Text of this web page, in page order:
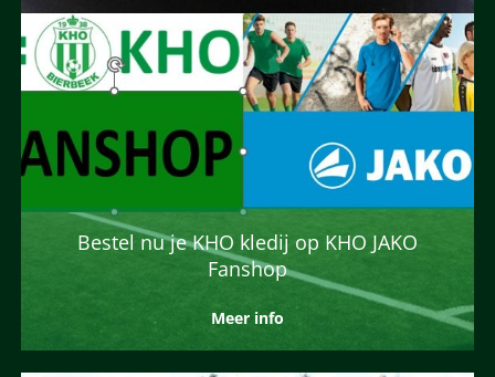
Bestel nu je KHO kledij op KHO JAKO
Fanshop
Meer info